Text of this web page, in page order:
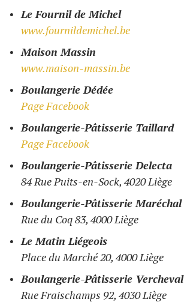
Le Fournil de Michel
www.fournildemichel.be
Maison Massin
www.maison-massin.be
Boulangerie Dédée
Page Facebook
Boulangerie-Pâtisserie Taillard
Page Facebook
Boulangerie-Pâtisserie Delecta
84 Rue Puits-en-Sock, 4020 Liège
Boulangerie-Pâtisserie Maréchal
Rue du Coq 83, 4000 Liège
Le Matin Liégeois
Place du Marché 20, 4000 Liège
Boulangerie-Pâtisserie Vercheval
Rue Fraischamps 92, 4030 Liège